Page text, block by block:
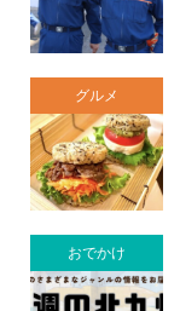
グルメ
おでかけ